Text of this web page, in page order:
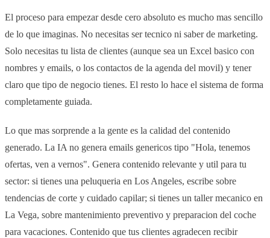
El proceso para empezar desde cero absoluto es mucho mas sencillo
de lo que imaginas. No necesitas ser tecnico ni saber de marketing.
Solo necesitas tu lista de clientes (aunque sea un Excel basico con
nombres y emails, o los contactos de la agenda del movil) y tener
claro que tipo de negocio tienes. El resto lo hace el sistema de forma
completamente guiada.
Lo que mas sorprende a la gente es la calidad del contenido
generado. La IA no genera emails genericos tipo "Hola, tenemos
ofertas, ven a vernos". Genera contenido relevante y util para tu
sector: si tienes una peluqueria en Los Angeles, escribe sobre
tendencias de corte y cuidado capilar; si tienes un taller mecanico en
La Vega, sobre mantenimiento preventivo y preparacion del coche
para vacaciones. Contenido que tus clientes agradecen recibir